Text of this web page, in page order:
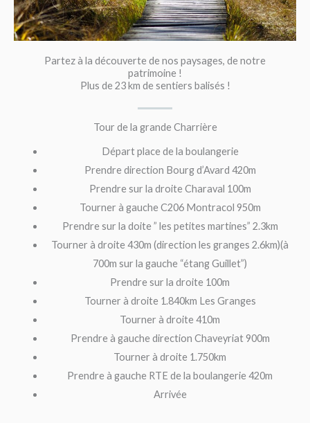
Partez à la découverte de nos paysages, de notre
patrimoine !
Plus de 23 km de sentiers balisés !
Tour de la grande Charrière
Départ place de la boulangerie
Prendre direction Bourg d’Avard 420m
Prendre sur la droite Charaval 100m
Tourner à gauche C206 Montracol 950m
Prendre sur la doite ” les petites martines” 2.3km
Tourner à droite 430m (direction les granges 2.6km)(à
700m sur la gauche “étang Guillet”)
Prendre sur la droite 100m
Tourner à droite 1.840km Les Granges
Tourner à droite 410m
Prendre à gauche direction Chaveyriat 900m
Tourner à droite 1.750km
Prendre à gauche RTE de la boulangerie 420m
Arrivée